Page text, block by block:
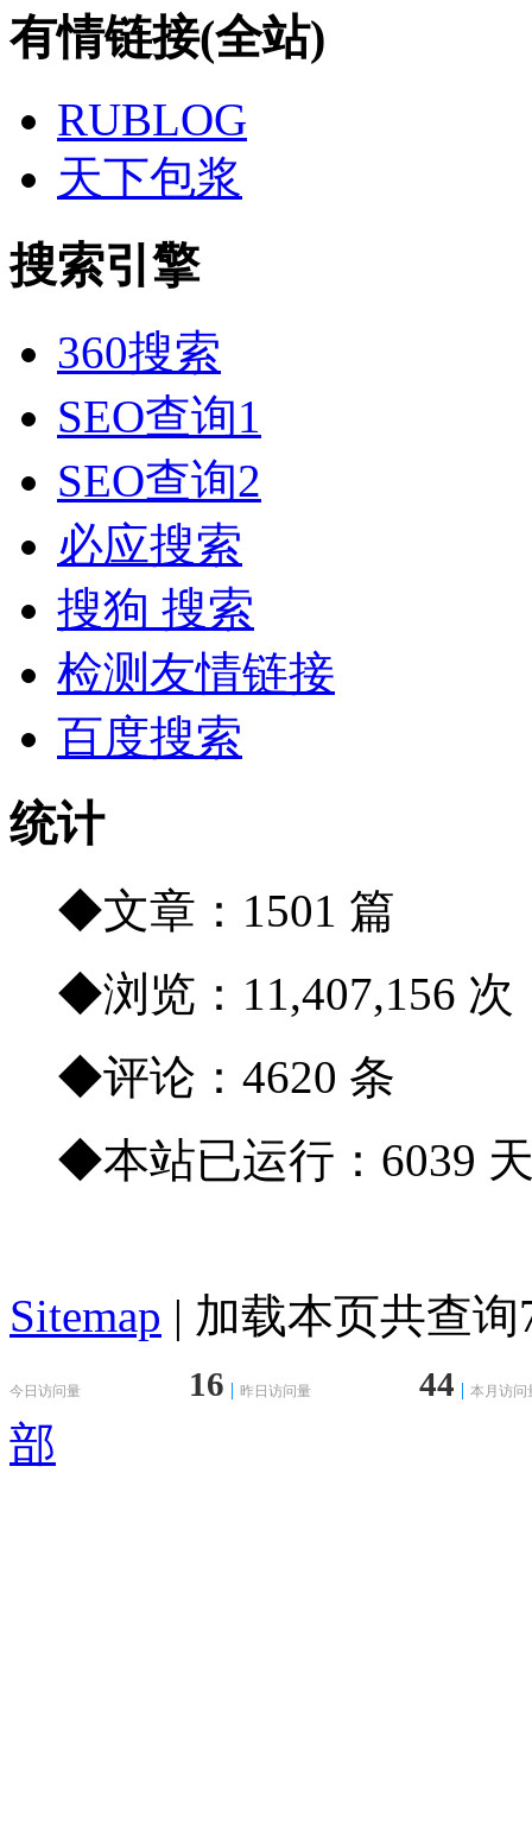
有情链接(全站)
RUBLOG
天下包浆
搜索引擎
360搜索
SEO查询1
SEO查询2
必应搜索
搜狗 搜索
检测友情链接
百度搜索
统计
◆文章：1501 篇
◆浏览：11,407,156 次
◆评论：4620 条
◆本站已运行：6039
Sitemap | 加载本页共查
今日访问量 16 昨日访问量 44 本月访问
部